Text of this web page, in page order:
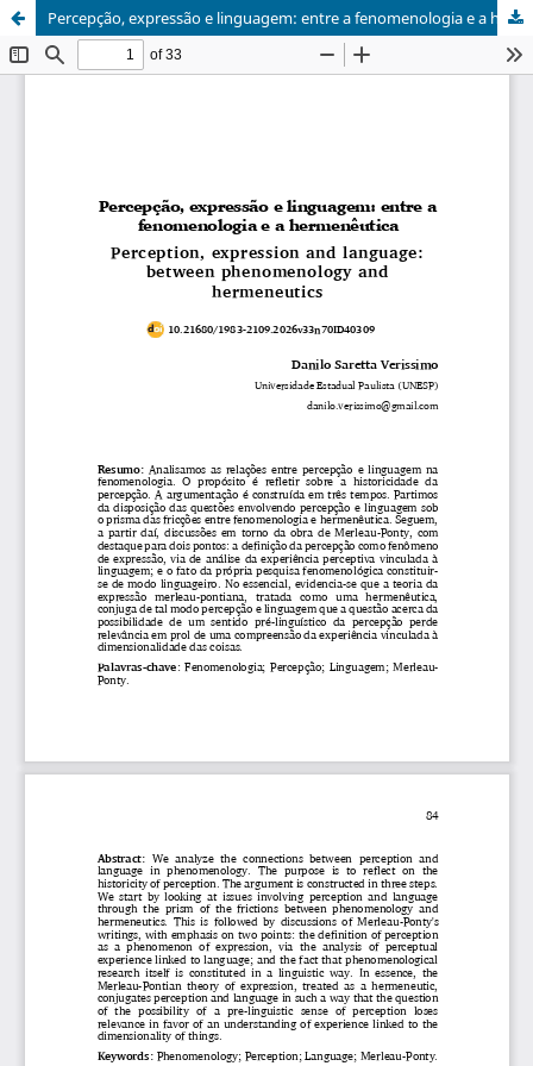
Percepção, expressão e linguagem: entre a fenomenologia e a hermenêutica